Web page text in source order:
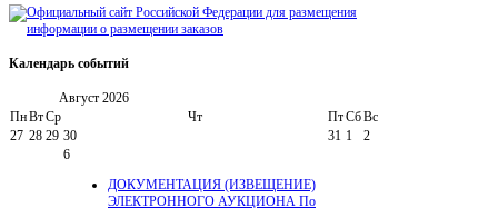
Календарь событий
Август 2026
ПнВтСр Чт ПтСбВс
27 28 29 30 31 1
2
6
ДОКУМЕНТАЦИЯ (ИЗВЕЩЕНИЕ)
ЭЛЕКТРОННОГО АУКЦИОНА По